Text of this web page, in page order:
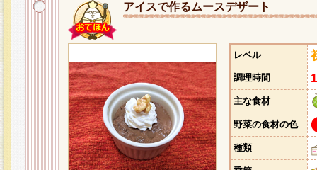
アイスで作るムースデザート
レベル
調理時間
主な食材
野菜の食材の色
種類